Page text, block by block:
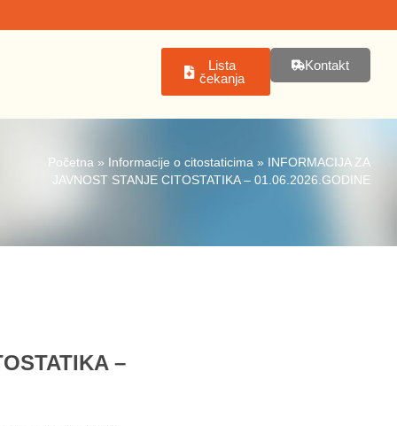
Lista
čekanja
Kontakt
Početna » Informacije o citostaticima »
INFORMACIJA ZA
JAVNOST STANJE CITOSTATIKA – 01.06.2026.GODINE
–